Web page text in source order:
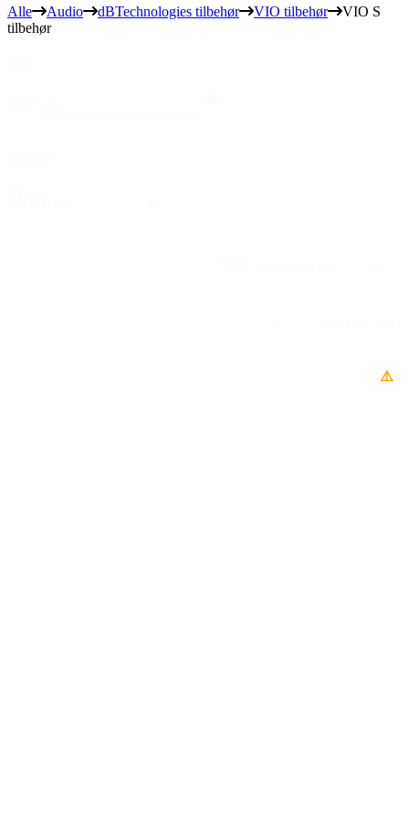
Alle Audio dBTechnologies tilbehør VIO tilbehør
VIO S
tilbehør
⚠️